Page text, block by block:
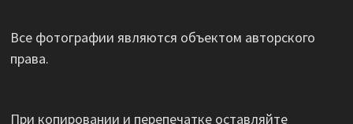
Все фотографии являются объектом авторского
права.
При копировании и перепечатке оставляйте